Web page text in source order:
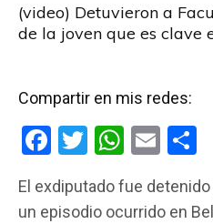
(video) Detuvieron a
de la joven que es clave
Compartir en mis redes:
F
ce
T
tt
W
at
E
ail
El exdiputado fue
un episodio ocurrido en